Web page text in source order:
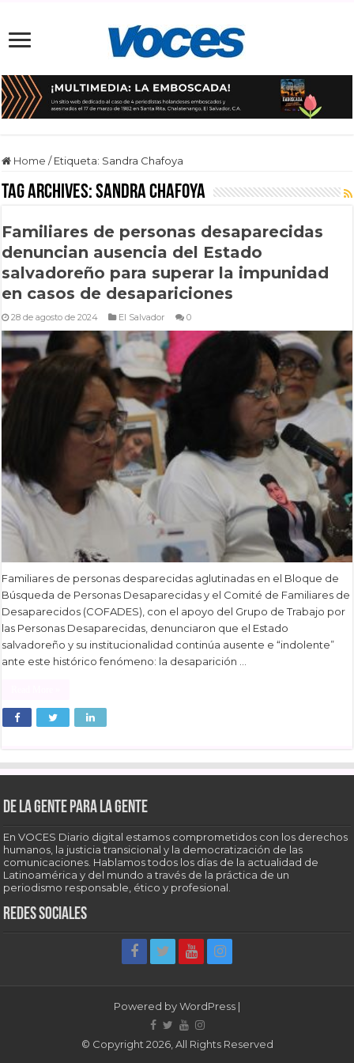
Home / Etiqueta: Sandra Chafoya
Tag Archives:Sandra Chafoya
Familiares de personas desaparecidas
denuncian ausencia del Estado
salvadoreño para superar la impunidad
en casos de desapariciones
28 de agosto de 2024 El Salvador 0
Familiares de personas desparecidas aglutinadas en el Bloque de
Búsqueda de Personas Desaparecidas y el Comité de Familiares de
Desaparecidos (COFADES), con el apoyo del Grupo de Trabajo por
las Personas Desaparecidas, denunciaron que el Estado
salvadoreño y su institucionalidad continúa ausente e “indolente”
ante este histórico fenómeno: la desaparición …
De la gente para la gente
En VOCES Diario digital estamos comprometidos con los derechos
humanos, la justicia transicional y la democratización de las
comunicaciones. Hablamos todos los días de la actualidad de
Latinoamérica y del mundo a través de la práctica de un
periodismo responsable, ético y profesional.
Redes sociales
Powered byWordPress |
© Copyright 2026, All Rights Reserved